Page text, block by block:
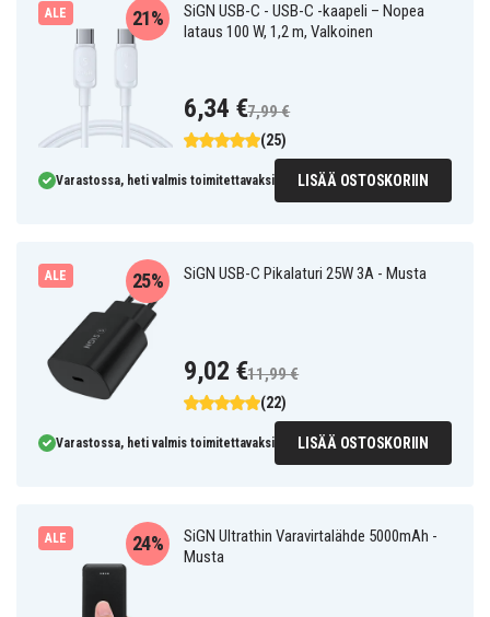
ALE
SiGN USB-C - USB-C -kaapeli – Nopea
lataus 100 W, 1,2 m, Valkoinen
(25)
21%
6,34 €7,99 €
Varastossa, heti valmis toimitettavaksi LISÄÄ OSTOSKORIIN
ALE SiGN USB-C Pikalaturi 25W 3A - Musta
(22)
25%
9,02 €11,99 €
Varastossa, heti valmis toimitettavaksi LISÄÄ OSTOSKORIIN
ALE
SiGN Ultrathin Varavirtalähde 5000mAh -
Musta
24%